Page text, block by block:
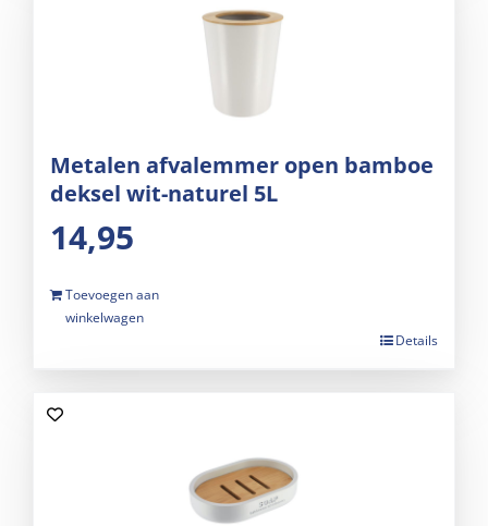
Metalen afvalemmer open bamboe
deksel wit-naturel 5L
14,95
Toevoegen aan
winkelwagen
Details